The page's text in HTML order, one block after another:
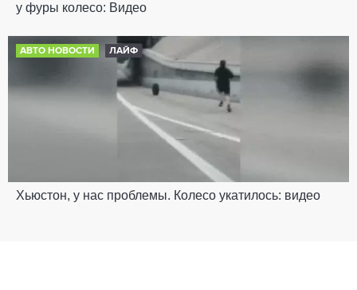
у фуры колесо: Видео
АВТО НОВОСТИ ЛАЙФ
Хьюстон, у нас проблемы. Колесо укатилось: видео